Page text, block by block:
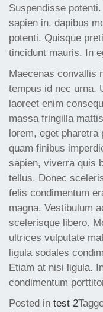
Suspendisse
sapien in, dapibus
potenti. Quisque
tincidunt mauris. In
Maecenas convallis
tempus id nec urna.
laoreet enim
massa fringilla
lorem, eget
quam finibus
sapien, viverra quis
tellus. Donec
felis condimentum
magna. Vestibulum
scelerisque libero.
ultrices vulputate
ligula sodales
Etiam at nisi ligula.
condimentum
Posted in test 2